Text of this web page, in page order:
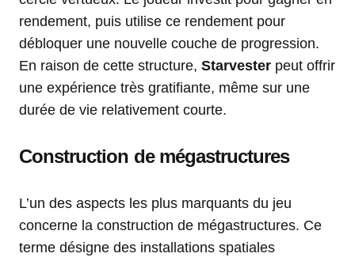
rendement, puis utilise ce rendement pour
débloquer une nouvelle couche de progression.
En raison de cette structure, Starvester peut offrir
une expérience très gratifiante, même sur une
durée de vie relativement courte.
Construction de mégastructures
L’un des aspects les plus marquants du jeu
concerne la construction de mégastructures. Ce
terme désigne des installations spatiales